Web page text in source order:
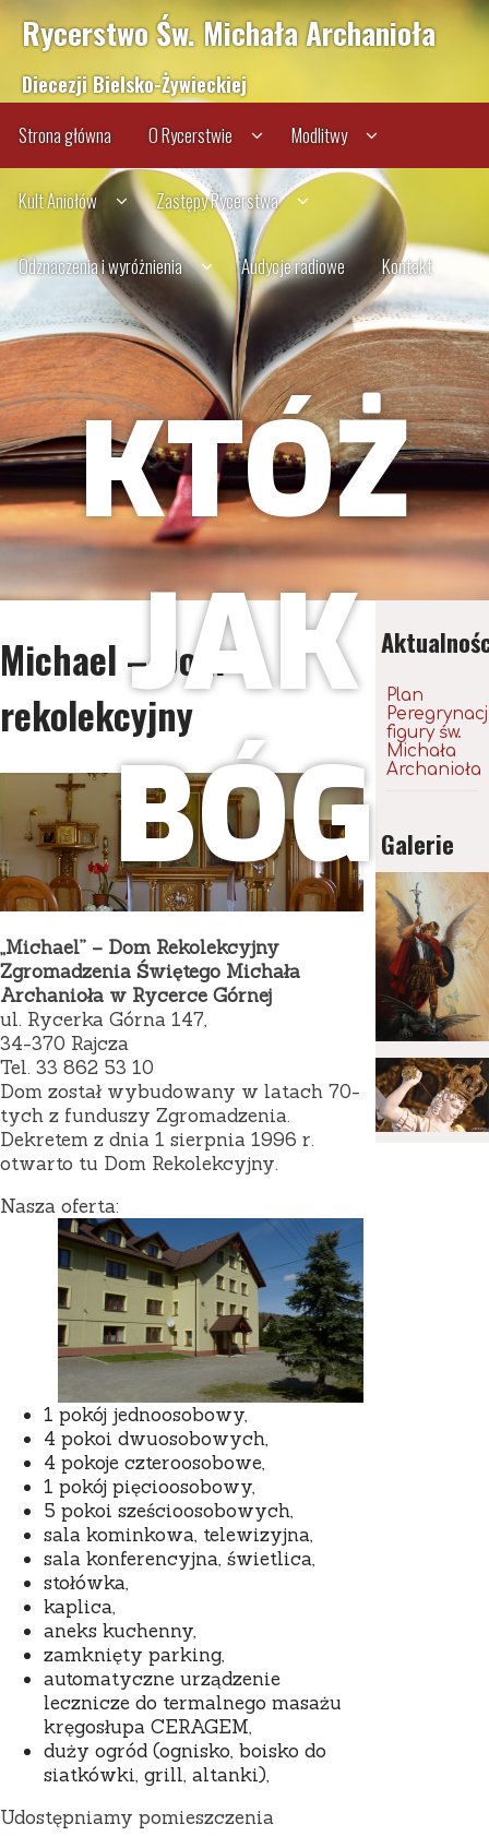
Rycerstwo Św. Michała Archanioła
Diecezji Bielsko-Żywieckiej
Strona główna O Rycerstwie Modlitwy
Kult Aniołów Zastępy Rycerstwa
Odznaczenia i wyróżnienia Audycje radiowe Kontakt
KTÓŻ
JAK
BÓG
Michael – Dom
rekolekcyjny
„Michael” – Dom Rekolekcyjny
Zgromadzenia Świętego Michała
Archanioła w Rycerce Górnej
ul. Rycerka Górna 147,
34-370 Rajcza
Tel. 33 862 53 10
Dom został wybudowany w latach 70-
tych z funduszy Zgromadzenia.
Dekretem z dnia 1 sierpnia 1996 r.
otwarto tu Dom Rekolekcyjny.
Nasza oferta:
1 pokój jednoosobowy,
4 pokoi dwuosobowych,
4 pokoje czteroosobowe,
1 pokój pięcioosobowy,
5 pokoi sześcioosobowych,
sala kominkowa, telewizyjna,
sala konferencyjna, świetlica,
stołówka,
kaplica,
aneks kuchenny,
zamknięty parking,
automatyczne urządzenie
lecznicze do termalnego masażu
kręgosłupa CERAGEM,
duży ogród (ognisko, boisko do
siatkówki, grill, altanki),
Udostępniamy pomieszczenia
Plan
figury św.
Michała
Archanioła
Galerie